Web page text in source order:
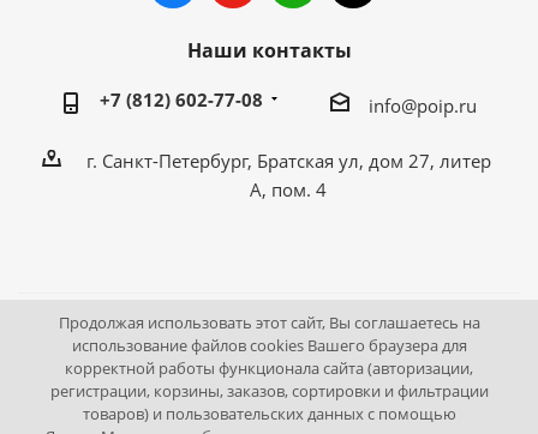
Наши контакты
+7 (812) 602-77-08 info@poip.ru
г. Санкт-Петербург, Братская ул, дом 27, литер
А, пом. 4
2009 - 2026 © Промышленное оборудование Интернет
портал.
195043, г. Санкт-Петербург, Братская ул, дом 27, литер А,
Продолжая использовать этот сайт, Вы соглашаетесь на
использование файлов cookies Вашего браузера для
корректной работы функционала сайта (авторизации,
регистрации, корзины, заказов, сортировки и фильтрации
товаров) и пользовательских данных с помощью